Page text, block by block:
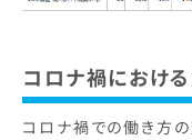
コロナ禍におけ
コロナ禍での働き方